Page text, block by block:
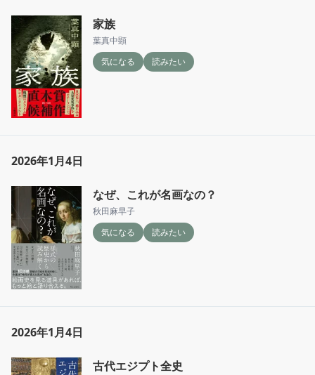
家族
葉真中顕
気になる
読みたい
2026年1月4日
なぜ、これが名画なの？
秋田麻早子
気になる
読みたい
2026年1月4日
古代エジプト全史